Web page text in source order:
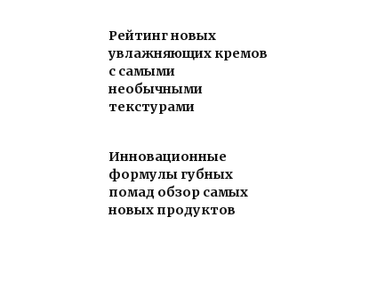
Рейтинг новых
увлажняющих кремов
с самыми
необычными
текстурами
Инновационные
формулы губных
помад обзор самых
новых продуктов